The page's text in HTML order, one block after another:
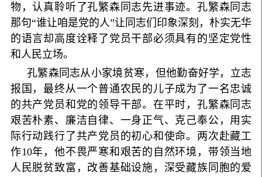
物，认真聆听了孔繁森同志先进事迹。孔繁森同志
那句“谁让咱是党的人”让同志们印象深刻，朴实无华
的语言却高度诠释了党员干部必须具有的坚定党性
和人民立场。
孔繁森同志从小家境贫寒，但他勤奋好学，立志
报国，最终从一个普通农民的儿子成为了一名忠诚
的共产党员和党的领导干部。在平时，孔繁森同志
艰苦朴素、廉洁自律、一身正气、克己奉公，用实
际行动践行了共产党员的初心和使命。两次赴藏工
作10年，他不畏严寒和艰苦的自然环境，带领当地
人民脱贫致富，改善基础设施，深受藏族同胞的爱